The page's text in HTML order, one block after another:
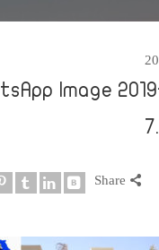
Image
Share